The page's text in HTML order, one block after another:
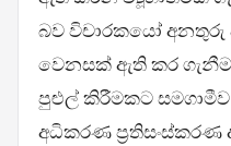
බව විචාරකයෝ අනතුරු
වෙනසක් ඇති කර
පුළුල් කිරීමකට
අධිකරණ